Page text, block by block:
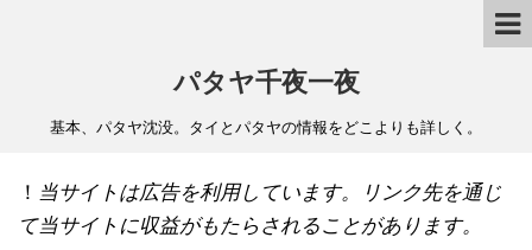
パタヤ千夜一夜
基本、パタヤ沈没。タイとパタヤの情報をどこよりも詳しく。
！ 当サイトは広告を利用しています。リンク先を通じ
て当サイトに収益がもたらされることがあります。